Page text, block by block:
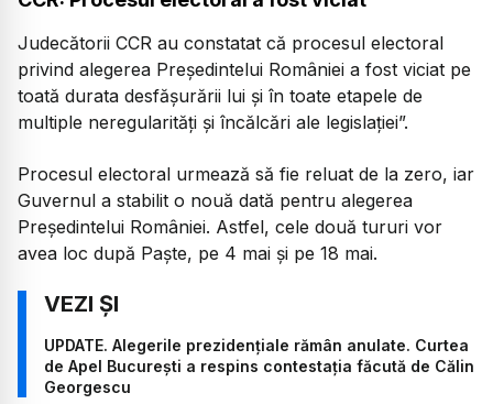
Judecătorii CCR au constatat că procesul electoral
privind alegerea Președintelui României a fost viciat pe
toată durata desfășurării lui și în toate etapele de
multiple neregularități și încălcări ale legislației”.
Procesul electoral urmează să fie reluat de la zero, iar
Guvernul a stabilit o nouă dată pentru alegerea
Președintelui României. Astfel, cele două tururi vor
avea loc după Paște, pe 4 mai și pe 18 mai.
UPDATE. Alegerile prezidențiale rămân anulate. Curtea
de Apel București a respins contestația făcută de Călin
Georgescu